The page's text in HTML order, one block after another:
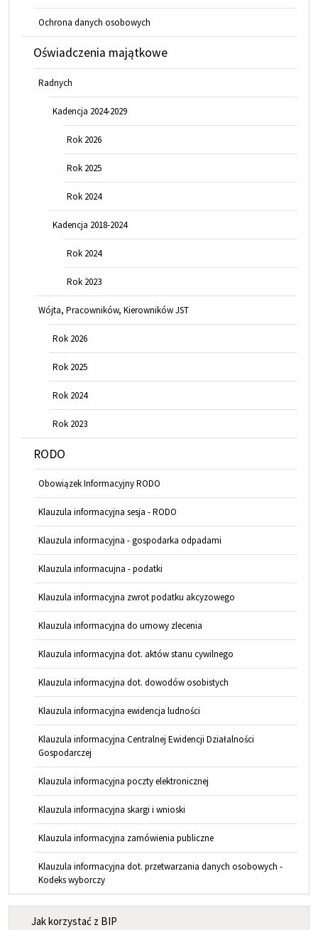
Ochrona danych osobowych
Oświadczenia majątkowe
Radnych
Kadencja 2024-2029
Rok 2026
Rok 2025
Rok 2024
Kadencja 2018-2024
Rok 2024
Rok 2023
Wójta, Pracowników, Kierowników JST
Rok 2026
Rok 2025
Rok 2024
Rok 2023
RODO
Obowiązek Informacyjny RODO
Klauzula informacyjna sesja - RODO
Klauzula informacyjna - gospodarka odpadami
Klauzula informacujna - podatki
Klauzula informacyjna zwrot podatku akcyzowego
Klauzula informacyjna do umowy zlecenia
Klauzula informacyjna dot. aktów stanu cywilnego
Klauzula informacyjna dot. dowodów osobistych
Klauzula informacyjna ewidencja ludności
Klauzula informacyjna Centralnej Ewidencji Działalności
Gospodarczej
Klauzula informacyjna poczty elektronicznej
Klauzula informacyjna skargi i wnioski
Klauzula informacyjna zamówienia publiczne
Klauzula informacyjna dot. przetwarzania danych osobowych -
Kodeks wyborczy
MENU INFORMACYJNE
Jak korzystać z BIP